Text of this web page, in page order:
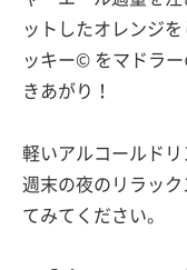
ットしたオレンジ
ッキー© をマドラ
きあがり！
軽いアルコールドリ
週末の夜のリラッ
てみてください。